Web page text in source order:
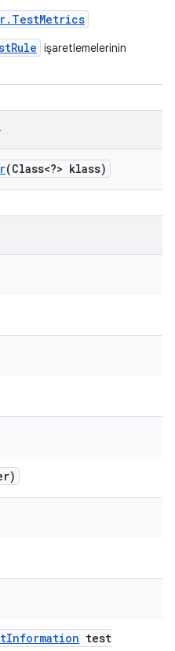
. TestMetrics
işaretlemelerinin
(Class<?> klass)
Information test